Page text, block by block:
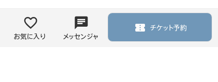
お気に入り メッセンジャ
チケット予約